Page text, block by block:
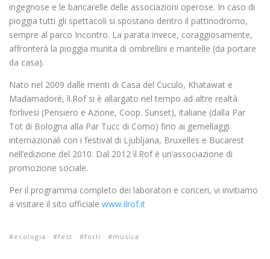
ingegnose e le bancarelle delle associazioni operose. In caso di
pioggia tutti gli spettacoli si spostano dentro il pattinodromo,
sempre al parco Incontro. La parata invece, coraggiosamente,
affronterà la pioggia munita di ombrellini e mantelle (da portare
da casa).
Nato nel 2009 dalle menti di Casa del Cuculo, Khatawat e
Madamadorè, ìl.Rof si è allargato nel tempo ad altre realtà
forlivesi (Pensiero e Azione, Coop. Sunset), italiane (dalla Par
Tot di Bologna alla Par Tucc di Como) fino ai gemellaggi
internazionali con i festival di Ljubljana, Bruxelles e Bucarest
nell’edizione del 2010. Dal 2012 ìl.Rof è un’associazione di
promozione sociale.
Per il programma completo dei laboratori e conceri, vi invitiamo
a visitare il sito ufficiale www.ilrof.it
ecologia fest forli musica